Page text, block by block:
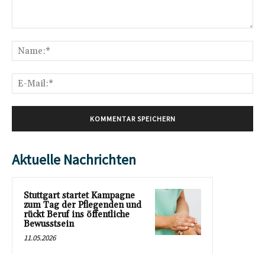
Aktuelle Nachrichten
Stuttgart startet Kampagne
zum Tag der Pflegenden und
rückt Beruf ins öffentliche
Bewusstsein
11.05.2026